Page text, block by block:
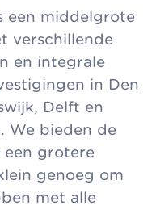
een middelgrote
verschillende
en integrale
in Den
Delft en
We bieden de
een grotere
genoeg om
met alle